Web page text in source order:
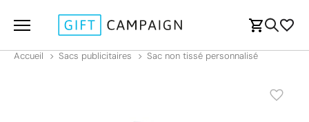
Accueil Sacs publicitaires Sac non tissé personnalisé